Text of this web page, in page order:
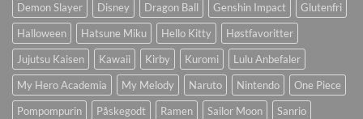
Demon Slayer
Disney Dragon Ball Genshin Impact
Glutenfri
Halloween
Hatsune Miku Hello Kitty
Høstfavoritter
Jujutsu Kaisen
Kawaii Kirby Kuromi
Lulu Anbefaler
My Hero Academia
My Melody Naruto Nintendo
One Piece
Pompompurin
Påskegodt Ramen Sailor Moon
Sanrio